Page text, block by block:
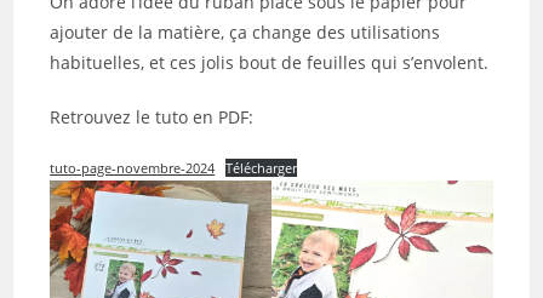
ajouter de la matière, ça change des utilisations
habituelles, et ces jolis bout de feuilles qui s’envolent.
Retrouvez le tuto en PDF:
tuto-page-novembre-2024 Télécharger